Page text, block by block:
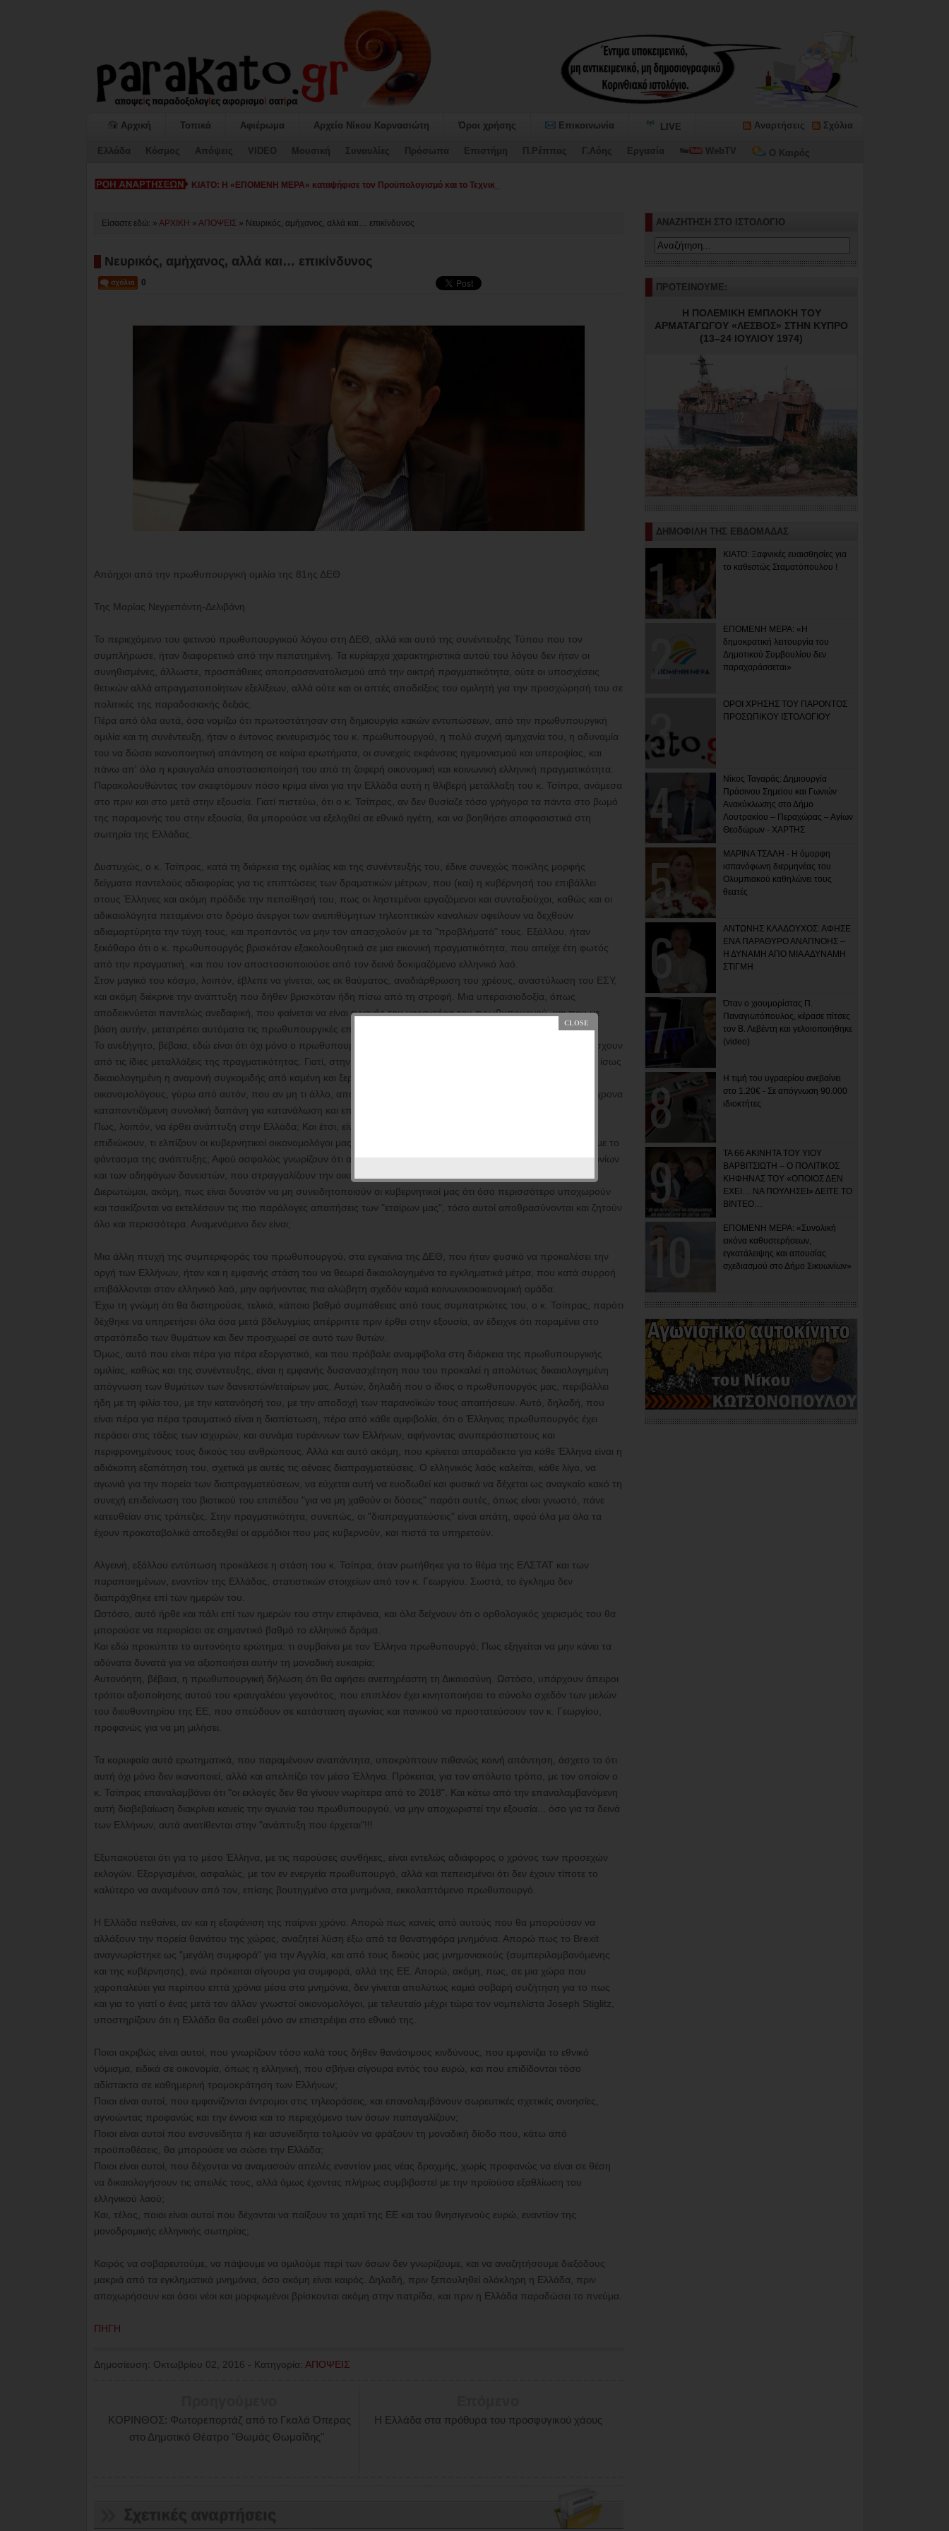
Αρχική Τοπικά Αφιέρωμα Αρχείο Νίκου Καρνασιώτη Όροι χρήσης Επικοινωνία LIVE Αναρτήσεις Σχόλια
Ελλάδα Κόσμος Απόψεις VIDEO Μουσική Συναυλίες Πρόσωπα Επιστήμη Π.Ρέππας Γ.Λόης Εργασία WebTV Ο Καιρός
ΚΙΑΤΟ: Η «ΕΠΟΜΕΝΗ ΜΕΡΑ» καταψήφισε τον Προϋπολογισμό και το Τεχνικό Πρόγραμμα 2026 του Δήμου Σικυωνίων...
Είσαστε εδώ: » ΑΡΧΙΚΗ » ΑΠΟΨΕΙΣ » Νευρικός, αμήχανος, αλλά και… επικίνδυνος
Νευρικός, αμήχανος, αλλά και… επικίνδυνος
0
Απόηχοι από την πρωθυπουργική ομιλία της 81ης ΔΕΘ
Της Μαρίας Νεγρεπόντη-Δελιβάνη
Το περιεχόμενο του φετινού πρωθυπουργικού λόγου στη ΔΕΘ, αλλά και αυτό της συνέντευξης Τύπου που τον
συμπλήρωσε, ήταν διαφορετικό από την πεπατημένη. Τα κυρίαρχα χαρακτηριστικά αυτού του λόγου δεν ήταν οι
συνηθισμένες, άλλωστε, προσπάθειες αποπροσανατολισμού από την οικτρή πραγματικότητα, ούτε οι υποσχέσεις
θετικών αλλά απραγματοποίητων εξελίξεων, αλλά ούτε και οι απτές αποδείξεις του ομιλητή για την προσχώρησή του σε
πολιτικές της παραδοσιακής δεξιάς.
Πέρα από όλα αυτά, όσα νομίζω ότι πρωτοστάτησαν στη δημιουργία κακών εντυπώσεων, από την πρωθυπουργική
ομιλία και τη συνέντευξη, ήταν ο έντονος εκνευρισμός του κ. πρωθυπουργού, η πολύ συχνή αμηχανία του, η αδυναμία
του να δώσει ικανοποιητική απάντηση σε καίρια ερωτήματα, οι συνεχείς εκφάνσεις ηγεμονισμού και υπεροψίας, και
πάνω απ' όλα η κραυγαλέα αποστασιοποίησή του από τη ζοφερή οικονομική και κοινωνική ελληνική πραγματικότητα.
Παρακολουθώντας τον σκεφτόμουν πόσο κρίμα είναι για την Ελλάδα αυτή η θλιβερή μετάλλαξη του κ. Τσίπρα, ανάμεσα
στο πριν και στο μετά στην εξουσία. Γιατί πιστεύω, ότι ο κ. Τσίπρας, αν δεν θυσίαζε τόσο γρήγορα τα πάντα στο βωμό
της παραμονής του στην εξουσία, θα μπορούσε να εξελιχθεί σε εθνικό ηγέτη, και να βοηθήσει αποφασιστικά στη
σωτηρία της Ελλάδας.
Δυστυχώς, ο κ. Τσίπρας, κατά τη διάρκεια της ομιλίας και της συνέντευξής του, έδινε συνεχώς ποικίλης μορφής
δείγματα παντελούς αδιαφορίας για τις επιπτώσεις των δραματικών μέτρων, που (και) η κυβέρνησή του επιβάλλει
στους Έλληνες και ακόμη πρόδιδε την πεποίθησή του, πως οι ληστεμένοι εργαζόμενοι και συνταξιούχοι, καθώς και οι
αδικαιολόγητα πεταμένοι στο δρόμο άνεργοι των ανεπιθύμητων τηλεοπτικών καναλιών οφείλουν να δεχθούν
αδιαμαρτύρητα την τύχη τους, και προπαντός να μην τον απασχολούν με τα "προβλήματά" τους. Εξάλλου, ήταν
ξεκάθαρο ότι ο κ. πρωθυπουργός βρισκόταν εξακολουθητικά σε μια εικονική πραγματικότητα, που απείχε έτη φωτός
από την πραγματική, και που τον αποστασιοποιούσε από τον δεινά δοκιμαζόμενο ελληνικό λαό.
Στον μαγικό του κόσμο, λοιπόν, έβλεπε να γίνεται, ως εκ θαύματος, αναδιάρθρωση του χρέους, αναστύλωση του ΕΣΥ,
και ακόμη διέκρινε την ανάπτυξη που δήθεν βρισκόταν ήδη πίσω από τη στροφή. Μια υπεραισιοδοξία, όπως
αποδεικνύεται παντελώς ανεδαφική, που φαίνεται να είναι εγγενής του χαρακτήρα του πρωθυπουργού, και που με
βάση αυτήν, μετατρέπει αυτόματα τις πρωθυπουργικές επιθυμίες του σε υλοποίησή τους.
Το ανεξήγητο, βέβαια, εδώ είναι ότι όχι μόνο ο πρωθυπουργός, αλλά και οι στενοί του συνεργάτες, φαίνεται να πάσχουν
από τις ίδιες μεταλλάξεις της πραγματικότητας. Γιατί, στην περίπτωση του κ. Τσίπρα που είναι μηχανικός, θα ήταν ίσως
δικαιολογημένη η αναμονή συγκομιδής από καμένη και ξεραμένη γη. Δεν είναι όμως διόλου το ίδιο και για τους
οικονομολόγους, γύρω από αυτόν, που αν μη τι άλλο, αποκλείεται να αγνοούν ότι ανάπτυξη αποκλείεται με ταυτόχρονα
καταποντιζόμενη συνολική δαπάνη για κατανάλωση και επένδυση.
Πως, λοιπόν, να έρθει ανάπτυξη στην Ελλάδα; Και έτσι, είναι εύλογο το ερώτημα: σε τι επιτέλους αποβλέπουν, τι
επιδιώκουν, τι ελπίζουν οι κυβερνητικοί οικονομολόγοι μας, καθώς συστηματικά παραμυθιάζουν τον ελληνικό λαό με το
φάντασμα της ανάπτυξης; Αφού ασφαλώς γνωρίζουν ότι αυτή είναι αδύνατη με τις παρούσες συνθήκες των μνημονίων
και των αδηφάγων δανειστών, που στραγγαλίζουν την οικονομία, αφήνοντας την χωρίς ρευστότητα.
Διερωτώμαι, ακόμη, πως είναι δυνατόν να μη συνειδητοποιούν οι κυβερνητικοί μας ότι όσο περισσότερο υποχωρούν
και τσακίζονται να εκτελέσουν τις πιο παράλογες απαιτήσεις των "εταίρων μας", τόσο αυτοί αποθρασύνονται και ζητούν
όλο και περισσότερα. Αναμενόμενο δεν είναι;
Μια άλλη πτυχή της συμπεριφοράς του πρωθυπουργού, στα εγκαίνια της ΔΕΘ, που ήταν φυσικό να προκαλέσει την
οργή των Ελλήνων, ήταν και η εμφανής στάση του να θεωρεί δικαιολογημένα τα εγκληματικά μέτρα, που κατά συρροή
επιβάλλονται στον ελληνικό λαό, μην αφήνοντας πια αλώβητη σχεδόν καμιά κοινωνικοοικονομική ομάδα.
Έχω τη γνώμη ότι θα διατηρούσε, τελικά, κάποιο βαθμό συμπάθειας από τους συμπατριώτες του, ο κ. Τσίπρας, παρότι
δέχθηκε να υπηρετήσει όλα όσα μετά βδελυγμίας απέρριπτε πριν έρθει στην εξουσία, αν έδειχνε ότι παραμένει στο
στρατόπεδο των θυμάτων και δεν προσχωρεί σε αυτό των θυτών.
Όμως, αυτό που είναι πέρα για πέρα εξοργιστικό, και που πρόβαλε αναμφίβολα στη διάρκεια της πρωθυπουργικής
ομιλίας, καθώς και της συνέντευξης, είναι η εμφανής δυσανασχέτηση που του προκαλεί η απολύτως δικαιολογημένη
απόγνωση των θυμάτων των δανειστών/εταίρων μας. Αυτών, δηλαδή που ο ίδιος ο πρωθυπουργός μας, περιβάλλει
ήδη με τη φιλία του, με την κατανόησή του, με την αποδοχή των παρανοϊκών τους απαιτήσεων. Αυτό, δηλαδή, που
είναι πέρα για πέρα τραυματικό είναι η διαπίστωση, πέρα από κάθε αμφιβολία, ότι ο Έλληνας πρωθυπουργός έχει
περάσει στις τάξεις των ισχυρών, και συνάμα τυράννων των Ελλήνων, αφήνοντας ανυπεράσπιστους και
περιφρονημένους τους δικούς του ανθρώπους. Αλλά και αυτό ακόμη, που κρίνεται απαράδεκτο για κάθε Έλληνα είναι η
αδιάκοπη εξαπάτηση του, σχετικά με αυτές τις αέναες διαπραγματεύσεις. Ο ελληνικός λαός καλείται, κάθε λίγο, να
αγωνιά για την πορεία των διαπραγματεύσεων, να εύχεται αυτή να ευοδωθεί και φυσικά να δέχεται ως αναγκαίο κακό τη
συνεχή επιδείνωση του βιοτικού του επιπέδου "για να μη χαθούν οι δόσεις" παρότι αυτές, όπως είναι γνωστό, πάνε
κατευθείαν στις τράπεζες. Στην πραγματικότητα, συνεπώς, οι "διαπραγματεύσεις" είναι απάτη, αφού όλα μα όλα τα
έχουν προκαταβολικά αποδεχθεί οι αρμόδιοι που μας κυβερνούν, και πιστά τα υπηρετούν.
Αλγεινή, εξάλλου εντύπωση προκάλεσε η στάση του κ. Τσίπρα, όταν ρωτήθηκε για το θέμα της ΕΛΣΤΑΤ και των
παραποιημένων, εναντίον της Ελλάδας, στατιστικών στοιχείων από τον κ. Γεωργίου. Σωστά, το έγκλημα δεν
διαπράχθηκε επί των ημερών του.
Ωστόσο, αυτό ήρθε και πάλι επί των ημερών του στην επιφάνεια, και όλα δείχνουν ότι ο ορθολογικός χειρισμός του θα
μπορούσε να περιορίσει σε σημαντικό βαθμό το ελληνικό δράμα.
Και εδώ προκύπτει το αυτονόητο ερώτημα: τι συμβαίνει με τον Έλληνα πρωθυπουργό; Πως εξηγείται να μην κάνει τα
αδύνατα δυνατά για να αξιοποιήσει αυτήν τη μοναδική ευκαιρία;
Αυτονόητη, βέβαια, η πρωθυπουργική δήλωση ότι θα αφήσει ανεπηρέαστη τη Δικαιοσύνη. Ωστόσο, υπάρχουν άπειροι
τρόποι αξιοποίησης αυτού του κραυγαλέου γεγονότος, που επιπλέον έχει κινητοποιήσει το σύνολο σχεδόν των μελών
του διευθυντηρίου της ΕΕ, που σπεύδουν σε κατάσταση αγωνίας και πανικού να προστατεύσουν τον κ. Γεωργίου,
προφανώς για να μη μιλήσει.
Τα κορυφαία αυτά ερωτηματικά, που παραμένουν αναπάντητα, υποκρύπτουν πιθανώς κοινή απάντηση, άσχετο το ότι
αυτή όχι μόνο δεν ικανοποιεί, αλλά και απελπίζει τον μέσο Έλληνα. Πρόκειται, για τον απόλυτο τρόπο, με τον οποίον ο
κ. Τσίπρας επαναλαμβάνει ότι "οι εκλογές δεν θα γίνουν νωρίτερα από το 2018". Και κάτω από την επαναλαμβανόμενη
αυτή διαβεβαίωση διακρίνει κανείς την αγωνία του πρωθυπουργού, να μην αποχωριστεί την εξουσία... όσο για τα δεινά
των Ελλήνων, αυτά ανατίθενται στην "ανάπτυξη που έρχεται"!!!
Εξυπακούεται ότι για το μέσο Έλληνα, με τις παρούσες συνθήκες, είναι εντελώς αδιάφορος ο χρόνος των προσεχών
εκλογών. Εξοργισμένοι, ασφαλώς, με τον εν ενεργεία πρωθυπουργό, αλλά και πεπεισμένοι ότι δεν έχουν τίποτε το
καλύτερο να αναμένουν από τον, επίσης βουτηγμένο στα μνημόνια, εκκολαπτόμενο πρωθυπουργό.
Η Ελλάδα πεθαίνει, αν και η εξαφάνιση της παίρνει χρόνο. Απορώ πως κανείς από αυτούς που θα μπορούσαν να
αλλάξουν την πορεία θανάτου της χώρας, αναζητεί λύση έξω από τα θανατηφόρα μνημόνια. Απορώ πως το Brexit
αναγνωρίστηκε ως "μεγάλη συμφορά" για την Αγγλία, και από τους δικούς μας μνημονιακούς (συμπεριλαμβανόμενης
και της κυβέρνησης), ενώ πρόκειται σίγουρα για συμφορά, αλλά της ΕΕ. Απορώ, ακόμη, πως, σε μια χώρα που
χαροπαλεύει για περίπου επτά χρόνια μέσα στα μνημόνια, δεν γίνεται απολύτως καμιά σοβαρή συζήτηση για το πως
και για το γιατί ο ένας μετά τον άλλον γνωστοί οικονομολόγοι, με τελευταίο μέχρι τώρα τον νομπελίστα Joseph Stiglitz,
υποστηρίζουν ότι η Ελλάδα θα σωθεί μόνο αν επιστρέψει στο εθνικό της.
Ποιοι ακριβώς είναι αυτοί, που γνωρίζουν τόσο καλά τους δήθεν θανάσιμους κινδύνους, που εμφανίζει το εθνικό
νόμισμα, ειδικά σε οικονομία, όπως η ελληνική, που σβήνει σίγουρα εντός του ευρώ, και που επιδίδονται τόσο
αδίστακτα σε καθημερινή τρομοκράτηση των Ελλήνων;
Ποιοι είναι αυτοί, που εμφανίζονται έντρομοι στις τηλεοράσεις, και επαναλαμβάνουν σωρευτικές σχετικές ανοησίες,
αγνοώντας προφανώς και την έννοια και το περιεχόμενο των όσων παπαγαλίζουν;
Ποιοι είναι αυτοί που ενσυνείδητα ή και ασυνείδητα τολμούν να φράξουν τη μοναδική δίοδο που, κάτω από
προϋποθέσεις, θα μπορούσε να σώσει την Ελλάδα;
Ποιοι είναι αυτοί, που δέχονται να αναμασούν απειλές εναντίον μιας νέας δραχμής, χωρίς προφανώς να είναι σε θέση
να δικαιολογήσουν τις απειλές τους, αλλά όμως έχοντας πλήρως συμβιβαστεί με την προϊούσα εξαθλίωση του
ελληνικού λαού;
Και, τέλος, ποιοι είναι αυτοί που δέχονται να παίξουν το χαρτί της ΕΕ και του θνησιγενούς ευρώ, εναντίον της
μονοδρομικής ελληνικής σωτηρίας;
Καιρός να σοβαρευτούμε, να πάψουμε να ομιλούμε περί των όσων δεν γνωρίζουμε, και να αναζητήσουμε διεξόδους
μακριά από τα εγκληματικά μνημόνια, όσο ακόμη είναι καιρός. Δηλαδή, πριν ξεπουληθεί ολόκληρη η Ελλάδα, πριν
αποχωρήσουν και όσοι νέοι και μορφωμένοι βρίσκονται ακόμη στην πατρίδα, και πριν η Ελλάδα παραδώσει το πνεύμα.
ΠΗΓΗ
Δημοσίευση: Οκτωβρίου 02, 2016 - Κατηγορία: ΑΠΟΨΕΙΣ
Η Ελλάδα στα πρόθυρα του προσφυγικού χάους
ΚΟΡΙΝΘΟΣ: Φωτορεπορτάζ από το Γκαλά Όπερας
στο Δημοτικό Θέατρο "Θωμάς Θωμαΐδης"
ΑΝΑΖΗΤΗΣΗ ΣΤΟ ΙΣΤΟΛΟΓΙΟ
ΠΡΟΤΕΙΝΟΥΜΕ:
Η ΠΟΛΕΜΙΚΗ ΕΜΠΛΟΚΗ ΤΟΥ
ΑΡΜΑΤΑΓΩΓΟΥ «ΛΕΣΒΟΣ» ΣΤΗΝ ΚΥΠΡΟ
(13–24 ΙΟΥΛΙΟΥ 1974)
ΔΗΜΟΦΙΛΗ ΤΗΣ ΕΒΔΟΜΑΔΑΣ
ΚΙΑΤΟ: Ξαφνικές ευαισθησίες για
το καθεστώς Σταματόπουλου !
ΕΠΟΜΕΝΗ ΜΕΡΑ: «Η
δημοκρατική λειτουργία του
Δημοτικού Συμβουλίου δεν
παραχαράσσεται»
ΟΡΟΙ ΧΡΗΣΗΣ ΤΟΥ ΠΑΡΟΝΤΟΣ
ΠΡΟΣΩΠΙΚΟΥ ΙΣΤΟΛΟΓΙΟΥ
Νίκος Ταγαράς: Δημιουργία
Πράσινου Σημείου και Γωνιών
Ανακύκλωσης στο Δήμο
Λουτρακίου – Περαχώρας – Αγίων
Θεοδώρων - ΧΑΡΤΗΣ
ΜΑΡΙΝΑ ΤΣΑΛΗ - Η όμορφη
ισπανόφωνη διερμηνέας του
Ολυμπιακού καθηλώνει τους
θεατές
ΑΝΤΩΝΗΣ ΚΛΑΔΟΥΧΟΣ: ΑΦΗΣΕ
ΕΝΑ ΠΑΡΑΘΥΡΟ ΑΝΑΠΝΟΗΣ –
Η ΔΥΝΑΜΗ ΑΠΟ ΜΙΑ ΑΔΥΝΑΜΗ
ΣΤΙΓΜΗ
Όταν ο χιουμορίστας Π.
Παναγιωτόπουλος, κέρασε πίτσες
τον Β. Λεβέντη και γελοιοποιήθηκε
(video)
Η τιμή του υγραερίου ανεβαίνει
στο 1.20€ - Σε απόγνωση 90.000
ιδιοκτήτες
ΤΑ 66 ΑΚΙΝΗΤΑ ΤΟΥ ΥΙΟΥ
ΒΑΡΒΙΤΣΙΩΤΗ – Ο ΠΟΛΙΤΙΚΟΣ
ΚΗΦΗΝΑΣ ΤΟΥ «ΟΠΟΙΟΣ ΔΕΝ
ΕΧΕΙ… ΝΑ ΠΟΥΛΗΣΕΙ» ΔΕΙΤΕ ΤΟ
ΒΙΝΤΕΟ…
ΕΠΟΜΕΝΗ ΜΕΡΑ: «Συνολική
εικόνα καθυστερήσεων,
εγκατάλειψης και απουσίας
σχεδιασμού στο Δήμο Σικυωνίων»